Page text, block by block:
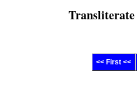
Transliterate
<< First <<